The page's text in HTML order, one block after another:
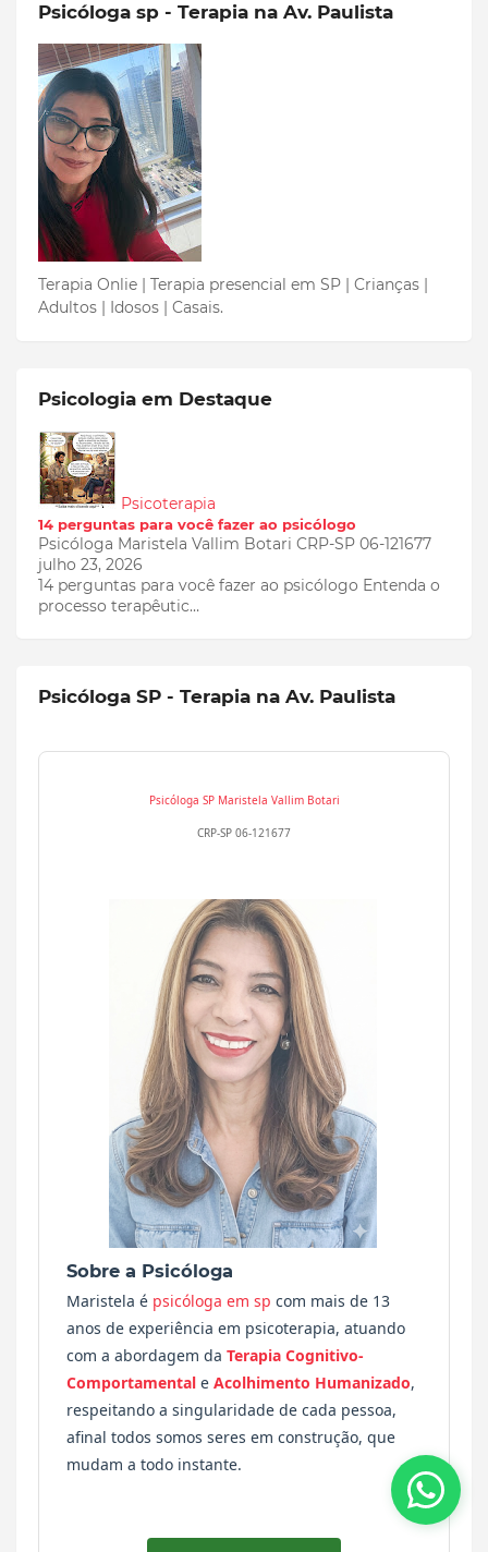
Psicóloga sp - Terapia na Av. Paulista
Terapia Onlie | Terapia presencial em SP | Crianças |
Adultos | Idosos | Casais.
Psicologia em Destaque
Psicoterapia
14 perguntas para você fazer ao psicólogo
Psicóloga Maristela Vallim Botari CRP-SP 06-121677
julho 23, 2026
14 perguntas para você fazer ao psicólogo Entenda o
processo terapêutic…
Psicóloga SP - Terapia na Av. Paulista
Psicóloga SP Maristela Vallim Botari
CRP-SP 06-121677
Sobre a Psicóloga
Maristela é psicóloga em sp com mais de 13
anos de experiência em psicoterapia, atuando
com a abordagem da Terapia Cognitivo-
Comportamental e Acolhimento Humanizado,
respeitando a singularidade de cada pessoa,
afinal todos somos seres em construção, que
mudam a todo instante.